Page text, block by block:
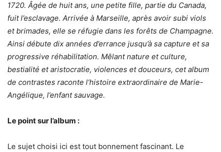
1720. Âgée de huit ans, une petite fille, partie du Canada,
fuit l’esclavage. Arrivée à Marseille, après avoir subi viols
et brimades, elle se réfugie dans les forêts de Champagne.
Ainsi débute dix années d’errance jusqu’à sa capture et sa
progressive réhabilitation. Mêlant nature et culture,
bestialité et aristocratie, violences et douceurs, cet album
de contrastes raconte l’histoire extraordinaire de Marie-
Angélique, l’enfant sauvage.
Le point sur l’album :
Le sujet choisi ici est tout bonnement fascinant. Le